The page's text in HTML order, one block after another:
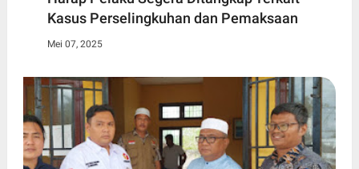
Kasus Perselingkuhan dan Pemaksaan
Mei 07, 2025